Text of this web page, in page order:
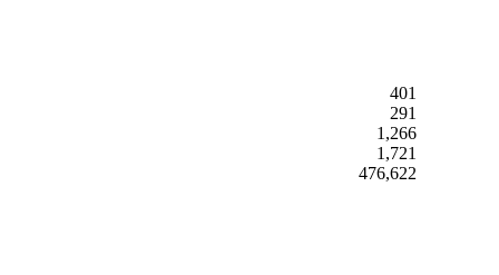
401
291
1,266
1,721
476,622